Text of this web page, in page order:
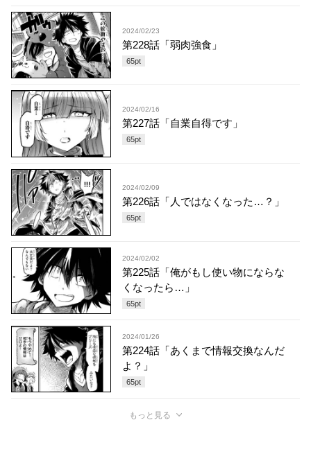
2024/02/23
第228話「弱肉強食」
65pt
2024/02/16
第227話「自業自得です」
65pt
2024/02/09
第226話「人ではなくなった…？」
65pt
2024/02/02
第225話「俺がもし使い物にならな
くなったら…」
65pt
2024/01/26
第224話「あくまで情報交換なんだ
よ？」
65pt
もっと見る